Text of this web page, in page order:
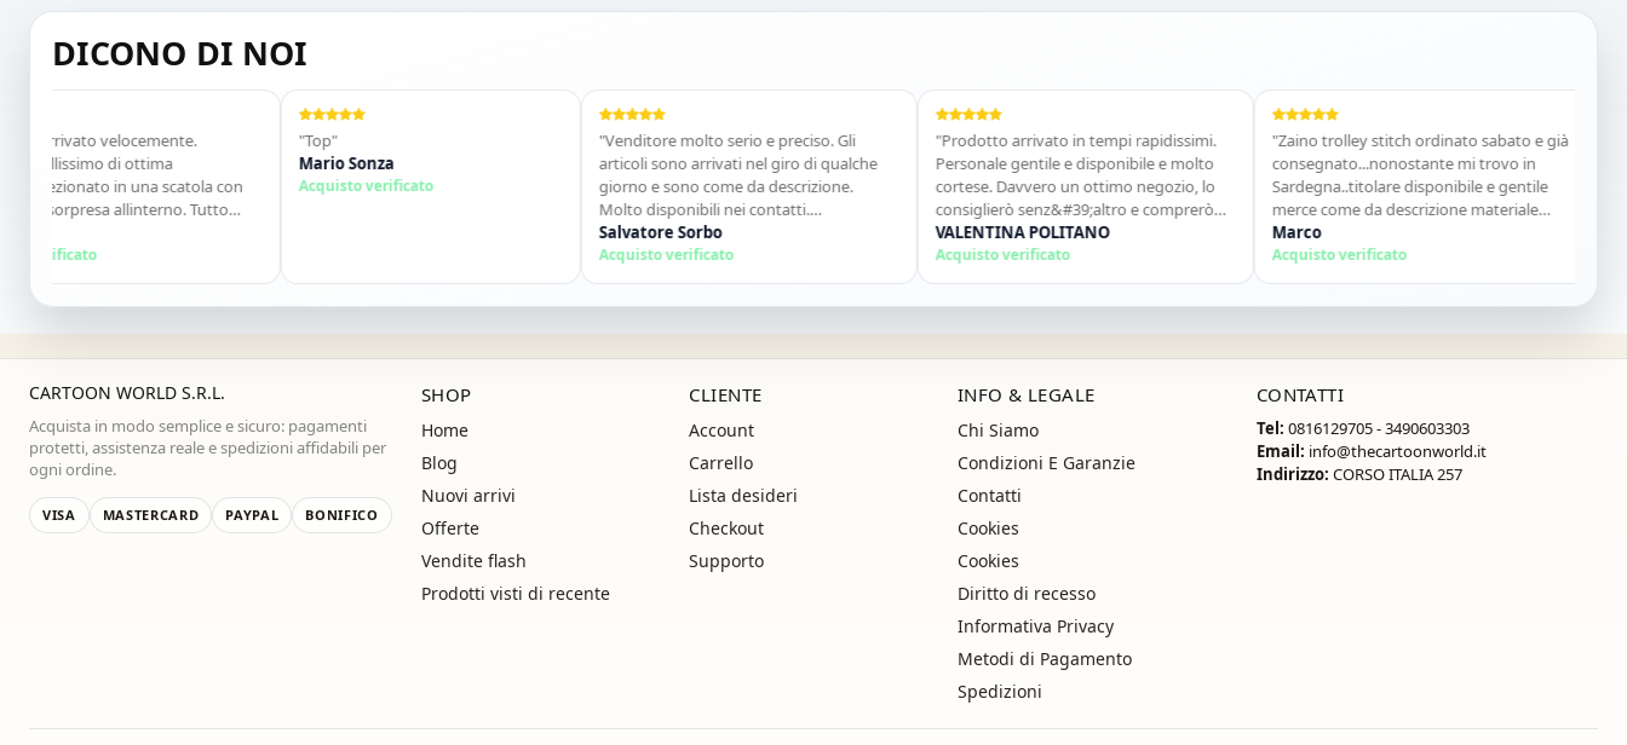
ISCRIVITI E OTTIENI SUBITO UNO SCONTO DEL 10%
DICONO DI NOI
velocemente.
di ottima
in una scatola con
sorpresa allinterno. Tutto
Mario Sonza
Acquisto verificato
"Venditore molto serio e preciso. Gli
articoli sono arrivati nel giro di qualche
giorno e sono come da descrizione.
Molto disponibili nei contatti.
Consigliato."
Salvatore Sorbo
Acquisto verificato
"Prodotto arrivato in tempi rapidissimi.
Personale gentile e disponibile e molto
cortese. Davvero un ottimo negozio, lo
consiglierò senz&#39;altro e comprerò
ancora!"
VALENTINA POLITANO
Acquisto verificato
"Zaino trolley stitch ordinato sabato e già
consegnato...nonostante mi trovo in
Sardegna..titolare disponibile e gentile
merce come da descrizione materiale
ottimo...sito super consigliato"
Marco
Acquisto verificato
CARTOON WORLD S.R.L.
Acquista in modo semplice e sicuro: pagamenti
protetti, assistenza reale e spedizioni affidabili per
ogni ordine.
VISA MASTERCARD PAYPAL BONIFICO
SHOP
Home
Blog
Nuovi arrivi
Offerte
Vendite flash
Prodotti visti di recente
CLIENTE
Account
Carrello
Lista desideri
Checkout
Supporto
INFO & LEGALE
Chi Siamo
Condizioni E Garanzie
Contatti
Cookies
Cookies
Diritto di recesso
Informativa Privacy
Metodi di Pagamento
Spedizioni
CONTATTI
Tel: 0816129705 - 3490603303
Email: info@thecartoonworld.it
Indirizzo: CORSO ITALIA 257